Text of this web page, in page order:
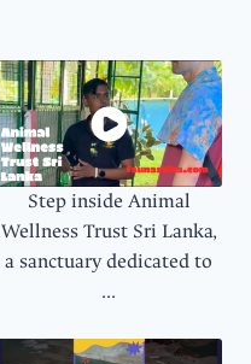
Step inside Animal
Wellness Trust Sri Lanka,
a sanctuary dedicated to
...